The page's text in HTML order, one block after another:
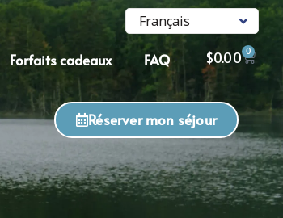
Forfaits cadeaux FAQ
Réserver mon séjour
$0.00 0